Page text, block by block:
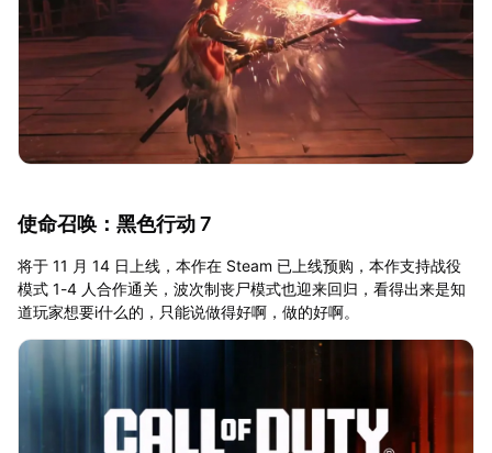
使命召唤：黑色行动 7
将于 11 月 14 日上线，本作在 Steam 已上线预购，本作支持战役
模式 1-4 人合作通关，波次制丧尸模式也迎来回归，看得出来是知
道玩家想要i什么的，只能说做得好啊，做的好啊。